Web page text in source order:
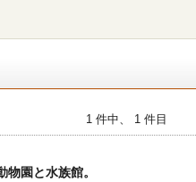
1 件中、 1 件目
園と水族館。